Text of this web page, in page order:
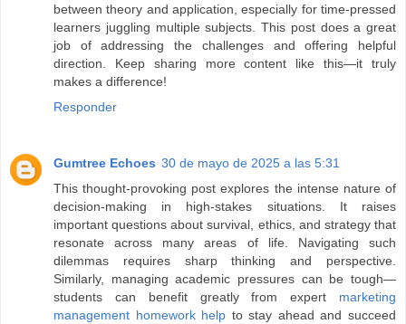
between theory and application, especially for time-pressed
learners juggling multiple subjects. This post does a great
job of addressing the challenges and offering helpful
direction. Keep sharing more content like this—it truly
makes a difference!
Responder
Gumtree Echoes 30 de mayo de 2025 a las 5:31
This thought-provoking post explores the intense nature of
decision-making in high-stakes situations. It raises
important questions about survival, ethics, and strategy that
resonate across many areas of life. Navigating such
dilemmas requires sharp thinking and perspective.
Similarly, managing academic pressures can be tough—
students can benefit greatly from expert marketing
management homework help to stay ahead and succeed